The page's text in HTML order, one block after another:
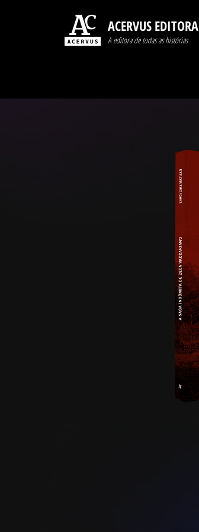
ACERVUS EDITORA
A editora de todas as histórias